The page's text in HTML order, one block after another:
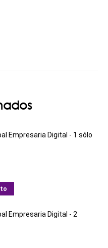
Empresaria Digital - 1 sólo
Empresaria Digital - 2